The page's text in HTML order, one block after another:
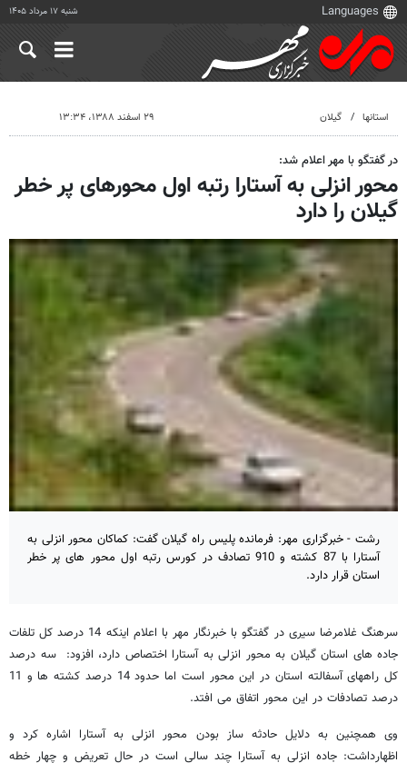
شنبه ۱۷ مرداد ۱۴۰۵
استانها گیلان ۲۹ اسفند ۱۳۸۸، ۱۳:۳۴
در گفتگو با مهر اعلام شد:
محور انزلی به آستارا رتبه اول محورهای پر خطر
گیلان را دارد
رشت - خبرگزاری مهر: فرمانده پلیس راه گیلان گفت: کماکان محور انزلی به
آستارا با 87 کشته و 910 تصادف در کورس رتبه اول محور های پر خطر
استان قرار دارد.
سرهنگ غلامرضا سیری در گفتگو با خبرنگار مهر با اعلام اینکه 14 درصد کل تلفات
جاده های استان گیلان به محور انزلی به آستارا اختصاص دارد، افزود: سه درصد
کل راههای آسفالته استان در این محور است اما حدود 14 درصد کشته ها و 11
درصد تصادفات در این محور اتفاق می افتد.
وی همچنین به دلایل حادثه ساز بودن محور انزلی به آستارا اشاره کرد و
اظهارداشت: جاده انزلی به آستارا چند سالی است در حال تعریض و چهار خطه